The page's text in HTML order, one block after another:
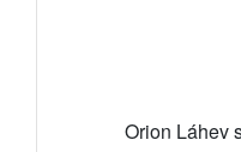
Orion Láhev